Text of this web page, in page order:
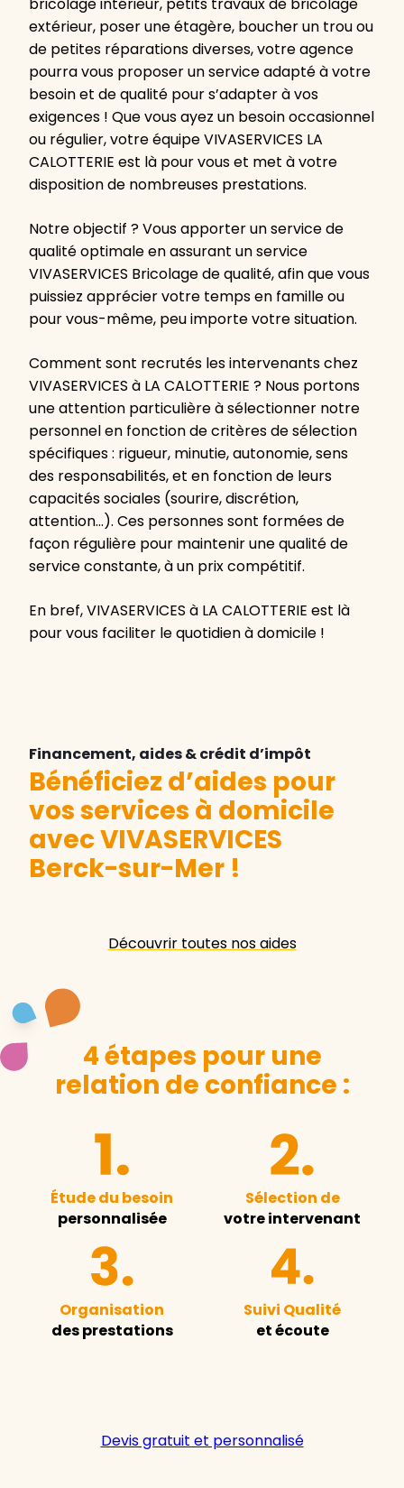
bricolage intérieur, petits travaux de bricolage
extérieur, poser une étagère, boucher un trou ou
de petites réparations diverses, votre agence
pourra vous proposer un service adapté à votre
besoin et de qualité pour s’adapter à vos
exigences ! Que vous ayez un besoin occasionnel
ou régulier, votre équipe VIVASERVICES LA
CALOTTERIE est là pour vous et met à votre
disposition de nombreuses prestations.
Notre objectif ? Vous apporter un service de
qualité optimale en assurant un service
VIVASERVICES Bricolage de qualité, afin que vous
puissiez apprécier votre temps en famille ou
pour vous-même, peu importe votre situation.
Comment sont recrutés les intervenants chez
VIVASERVICES à LA CALOTTERIE ? Nous portons
une attention particulière à sélectionner notre
personnel en fonction de critères de sélection
spécifiques : rigueur, minutie, autonomie, sens
des responsabilités, et en fonction de leurs
capacités sociales (sourire, discrétion,
attention…). Ces personnes sont formées de
façon régulière pour maintenir une qualité de
service constante, à un prix compétitif.
En bref, VIVASERVICES à LA CALOTTERIE est là
pour vous faciliter le quotidien à domicile !
Financement, aides & crédit d’impôt
Bénéficiez d’aides pour
vos services à domicile
avec VIVASERVICES
Berck-sur-Mer !
Découvrir toutes nos aides
4 étapes pour une
relation de confiance :
Étude du besoin
personnalisée
Sélection de
votre intervenant
Organisation
des prestations
Suivi Qualité
et écoute
Devis gratuit et personnalisé